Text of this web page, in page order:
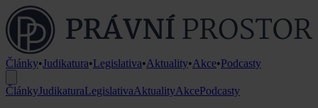
Články•Judikatura•Legislativa•Aktuality•Akce•Podcasty
ČlánkyJudikaturaLegislativaAktualityAkcePodcasty